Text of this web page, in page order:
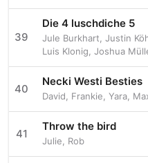
39
Die 4 luschdiche 5
Jule Burkhart Justin
Luis Klonig Joshua
40
Necki Westi Besties
David Frankie Yara
41
Throw the bird
Julie Rob